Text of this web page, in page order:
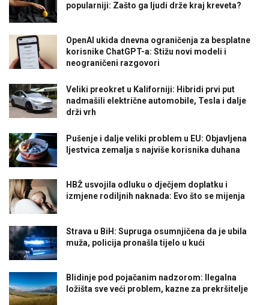
popularniji: Zašto ga ljudi drže kraj kreveta?
OpenAI ukida dnevna ograničenja za besplatne
korisnike ChatGPT-a: Stižu novi modeli i
neograničeni razgovori
Veliki preokret u Kaliforniji: Hibridi prvi put
nadmašili električne automobile, Tesla i dalje
drži vrh
Pušenje i dalje veliki problem u EU: Objavljena
ljestvica zemalja s najviše korisnika duhana
HBŽ usvojila odluku o dječjem doplatku i
izmjene rodiljnih naknada: Evo što se mijenja
Strava u BiH: Supruga osumnjičena da je ubila
muža, policija pronašla tijelo u kući
Blidinje pod pojačanim nadzorom: Ilegalna
ložišta sve veći problem, kazne za prekršitelje